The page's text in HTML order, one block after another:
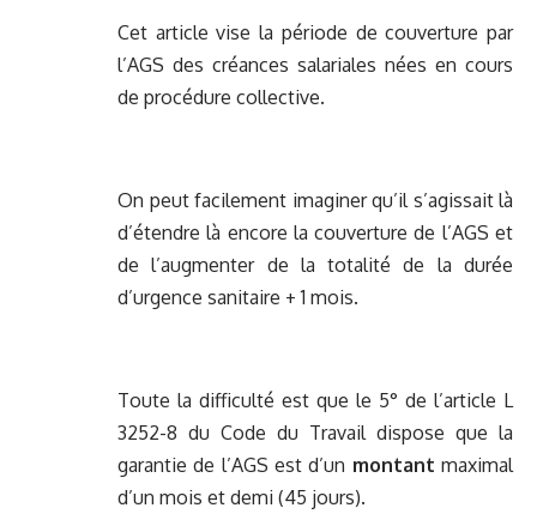
Cet article vise la période de couverture par
l’AGS des créances salariales nées en cours
de procédure collective.
On peut facilement imaginer qu’il s’agissait là
d’étendre là encore la couverture de l’AGS et
de l’augmenter de la totalité de la durée
d’urgence sanitaire + 1 mois.
Toute la difficulté est que le 5° de l’article L
3252-8 du Code du Travail dispose que la
garantie de l’AGS est d’un montant maximal
d’un mois et demi (45 jours).